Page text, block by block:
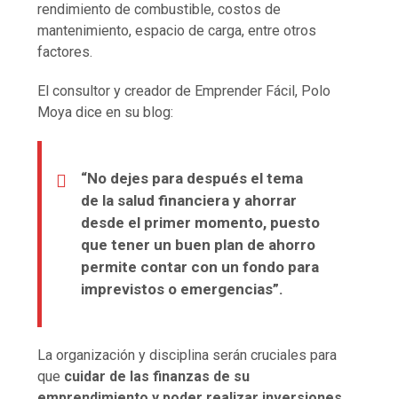
rendimiento de combustible, costos de
mantenimiento, espacio de carga, entre otros
factores.
El consultor y creador de Emprender Fácil, Polo
Moya dice en su blog:
“No dejes para después el tema
de la salud financiera y ahorrar
desde el primer momento, puesto
que tener un buen plan de ahorro
permite contar con un fondo para
imprevistos o emergencias”.
La organización y disciplina serán cruciales para
que cuidar de las finanzas de su